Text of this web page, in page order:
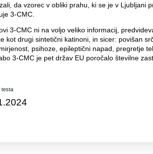
da vzorec v obliki prahu, ki se je v Ljubljani
3-CMC.
3-CMC ni na voljo veliko informacij,
kot drugi sintetični katinoni, in sicer: povišan
psihoze, epileptični napad, pregretje
3-CMC je pet držav EU poročalo številne
testa